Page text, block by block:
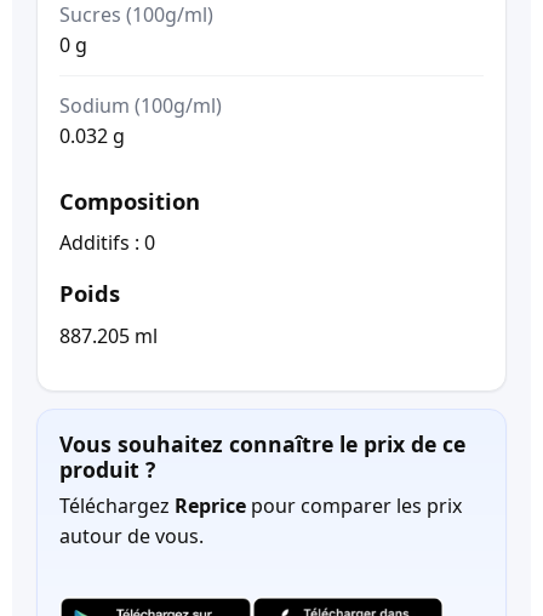
Sucres (100g/ml)
0 g
Sodium (100g/ml)
0.032 g
Composition
Additifs : 0
Poids
887.205 ml
Vous souhaitez connaître le prix de ce
produit ?
Téléchargez Reprice pour comparer les prix
autour de vous.